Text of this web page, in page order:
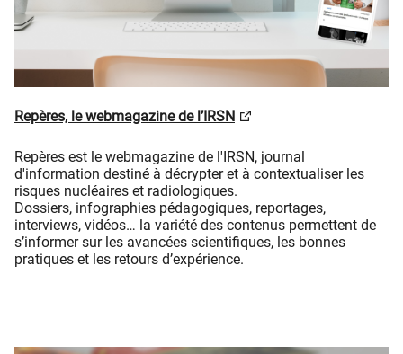
Repères, le webmagazine de l’IRSN
Repères est le webmagazine de l'IRSN, journal
d'information destiné à décrypter et à contextualiser les
risques nucléaires et radiologiques.
Dossiers, infographies pédagogiques, reportages,
interviews, vidéos… la variété des contenus permettent de
s’informer sur les avancées scientifiques, les bonnes
pratiques et les retours d’expérience.